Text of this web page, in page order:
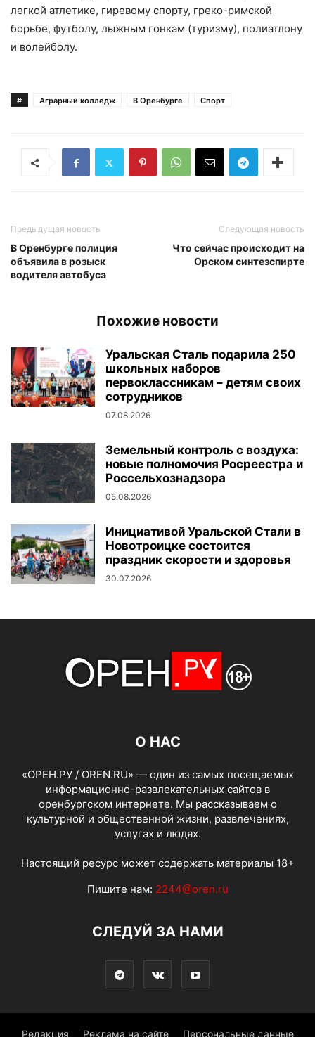
легкой атлетике, гиревому спорту, греко-римской
борьбе, футболу, лыжным гонкам (туризму), полиатлону
и волейболу.
# Аграрный колледж В Оренбурге Спорт
Предыдущая новость
В Оренбурге полиция
объявила в розыск
водителя автобуса
Следующая новость
Что сейчас происходит на
Орском синтезспирте
Похожие новости
Уральская Сталь подарила 250
школьных наборов
первоклассникам – детям своих
сотрудников
07.08.2026
Земельный контроль с воздуха:
новые полномочия Росреестра и
Россельхознадзора
05.08.2026
Инициативой Уральской Стали в
Новотроицке состоится
праздник скорости и здоровья
30.07.2026
О НАС
«ОРЕН.РУ / OREN.RU» — один из самых посещаемых
информационно-развлекательных сайтов в
оренбургском интернете. Мы рассказываем о
культурной и общественной жизни, развлечениях,
услугах и людях.
Настоящий ресурс может содержать материалы 18+
Пишите нам: 2244@oren.ru
СЛЕДУЙ ЗА НАМИ
Редакция Реклама на сайте Персональные данные